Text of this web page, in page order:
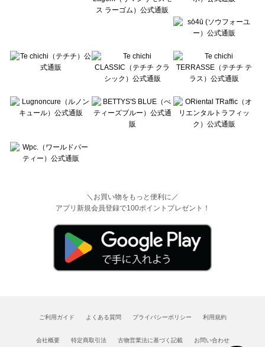
＼お買い物をもっと便利に／
アプリ新規会員登録で100ポイントプレゼント！
ご利用ガイド よくある質問 プライバシーポリシー 利用規約
会社概要 特定商取引法 古物営業法に基づく記載 お問い合わせ